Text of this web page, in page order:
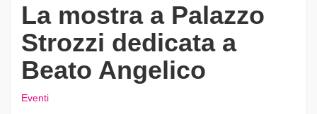
La mostra a Palazzo
Strozzi dedicata a
Beato Angelico
Eventi